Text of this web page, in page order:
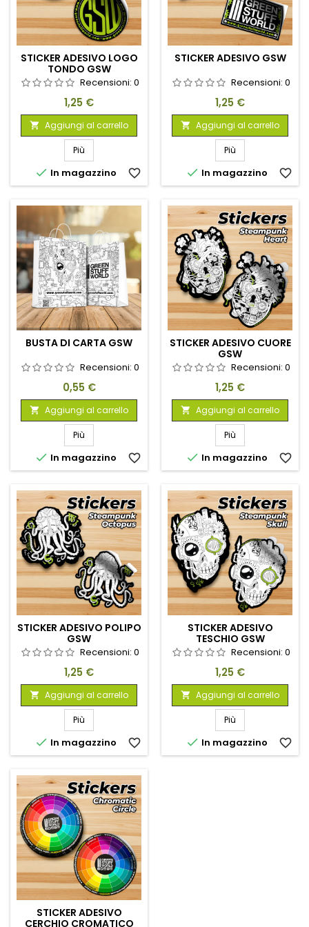
STICKER ADESIVO LOGO
TONDO GSW
Recensioni: 0
Prezzo
1,25 €
 Aggiungi al carrello
Più
 In magazzino favorite_border
STICKER ADESIVO GSW
Recensioni: 0
Prezzo
1,25 €
 Aggiungi al carrello
Più
 In magazzino favorite_border
BUSTA DI CARTA GSW
Recensioni: 0
Prezzo
0,55 €
 Aggiungi al carrello
Più
 In magazzino favorite_border
STICKER ADESIVO CUORE
GSW
Recensioni: 0
Prezzo
1,25 €
 Aggiungi al carrello
Più
 In magazzino favorite_border
STICKER ADESIVO POLIPO
GSW
Recensioni: 0
Prezzo
1,25 €
 Aggiungi al carrello
Più
 In magazzino favorite_border
STICKER ADESIVO
TESCHIO GSW
Recensioni: 0
Prezzo
1,25 €
 Aggiungi al carrello
Più
 In magazzino favorite_border
STICKER ADESIVO
CERCHIO CROMATICO